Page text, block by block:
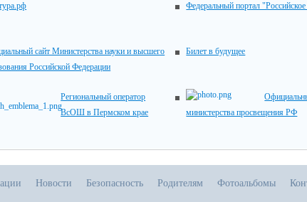
Федеральный портал
сайт Министерства науки и высшего
Российской Федерации
Билет в будущее
Региональный оператор
ВсОШ в Пермском крае
министерства просвещения РФ
Новости Безопасность Родителям Фотоальбомы